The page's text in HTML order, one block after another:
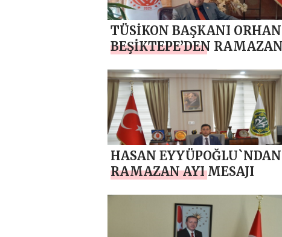
TÜSİKON BAŞKANI ORHAN
BEŞİKTEPE’DEN RAMAZAN
HASAN EYYÜPOĞLU`NDAN
RAMAZAN AYI MESAJI